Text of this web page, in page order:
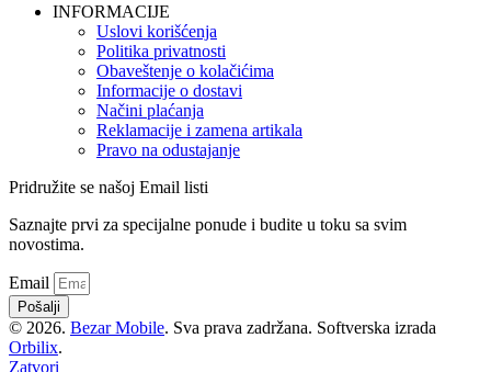
INFORMACIJE
Uslovi korišćenja
Politika privatnosti
Obaveštenje o kolačićima
Informacije o dostavi
Načini plaćanja
Reklamacije i zamena artikala
Pravo na odustajanje
Pridružite se našoj Email listi
Saznajte prvi za specijalne ponude i budite u toku sa svim
novostima.
Email
Pošalji
© 2026. Bezar Mobile. Sva prava zadržana. Softverska izrada
Orbilix.
Zatvori